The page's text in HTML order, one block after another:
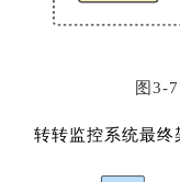
图3-
转转监控系统最终